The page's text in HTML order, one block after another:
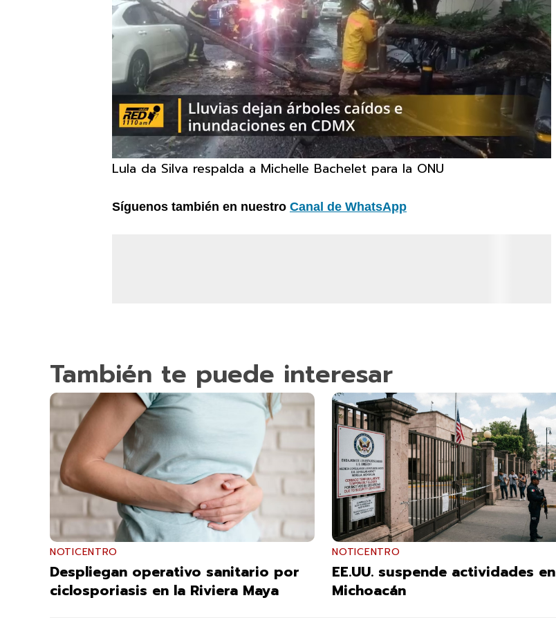
Lula da Silva respalda a Michelle Bachelet para la ONU
Síguenos también en nuestro Canal de WhatsApp
También te puede interesar
NOTICENTRO
Despliegan operativo sanitario por
ciclosporiasis en la Riviera Maya
NOTICENTRO
EE.UU. suspende actividades en
Michoacán